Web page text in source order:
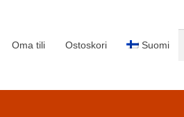
Oma tili Ostoskori Suomi